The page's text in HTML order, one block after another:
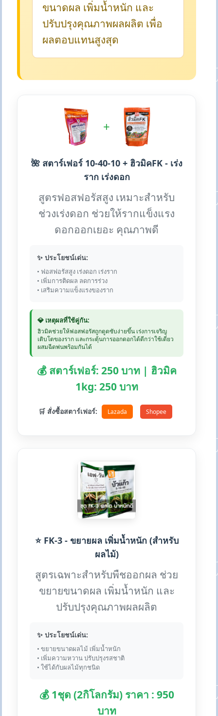
ขนาดผล เพิ่มน้ำหนัก และ
ปรับปรุงคุณภาพผลผลิต เพื่อ
ผลตอบแทนสูงสุด
+
🌺 สตาร์เฟอร์ 10-40-10 + ฮิวมิคFK - เร่ง
ราก เร่งดอก
สูตรฟอสฟอรัสสูง เหมาะสำหรับ
ช่วงเร่งดอก ช่วยให้รากแข็งแรง
ดอกออกเยอะ คุณภาพดี
✨ ประโยชน์เด่น:
• ฟอสฟอรัสสูง เร่งดอก เร่งราก
• เพิ่มการติดผล ลดการร่วง
• เสริมความแข็งแรงของราก
💎 เหตุผลที่ใช้คู่กัน:
ฮิวมิคช่วยให้ฟอสฟอรัสถูกดูดซับง่ายขึ้น เร่งการเจริญ
เติบโตของราก และกระตุ้นการออกดอกได้ดีกว่าใช้เดี่ยว
ผสมฉีดพ่นพร้อมกันได้
💰 สตาร์เฟอร์: 250 บาท | ฮิวมิค
1kg: 250 บาท
🛒 สั่งซื้อสตาร์เฟอร์: Lazada Shopee
⭐ FK-3 - ขยายผล เพิ่มน้ำหนัก (สำหรับ
ผลไม้)
สูตรเฉพาะสำหรับพืชออกผล ช่วย
ขยายขนาดผล เพิ่มน้ำหนัก และ
ปรับปรุงคุณภาพผลผลิต
✨ ประโยชน์เด่น:
• ขยายขนาดผลไม้ เพิ่มน้ำหนัก
• เพิ่มความหวาน ปรับปรุงรสชาติ
• ใช้ได้กับผลไม้ทุกชนิด
💰 1ชุด (2กิโลกรัม) ราคา : 950
บาท